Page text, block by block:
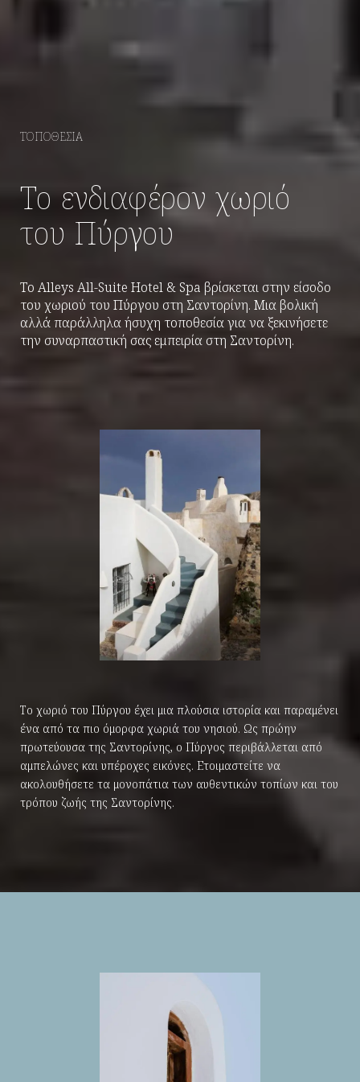
ΤΟΠΟΘΕΣΊΑ
Το ενδιαφέρον χωριό
του Πύργου
Το Alleys All-Suite Hotel & Spa βρίσκεται στην είσοδο
του χωριού του Πύργου στη Σαντορίνη. Μια βολική
αλλά παράλληλα ήσυχη τοποθεσία για να ξεκινήσετε
την συναρπαστική σας εμπειρία στη Σαντορίνη.
Το χωριό του Πύργου έχει μια πλούσια ιστορία και παραμένει
ένα από τα πιο όμορφα χωριά του νησιού. Ως πρώην
πρωτεύουσα της Σαντορίνης, ο Πύργος περιβάλλεται από
αμπελώνες και υπέροχες εικόνες. Ετοιμαστείτε να
ακολουθήσετε τα μονοπάτια των αυθεντικών τοπίων και του
τρόπου ζωής της Σαντορίνης.